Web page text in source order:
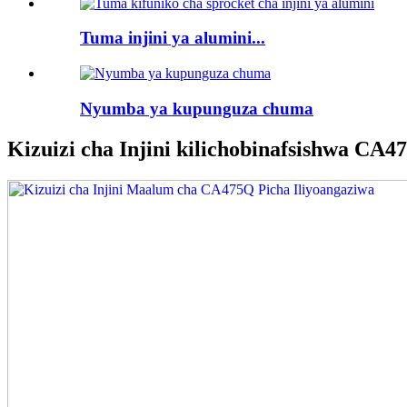
Tuma injini ya alumini...
Nyumba ya kupunguza chuma
Kizuizi cha Injini kilichobinafsishwa